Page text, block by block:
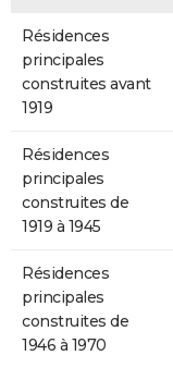
Résidences
principales
construites avant
1919
Résidences
principales
construites de
1919 à 1945
Résidences
principales
construites de
1946 à 1970